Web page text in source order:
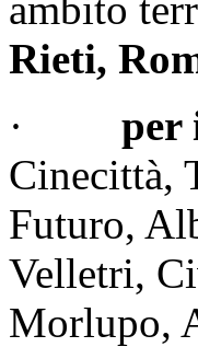
Rieti,
·
per
Cinecittà,
Futuro,
Velletri,
Morlupo,